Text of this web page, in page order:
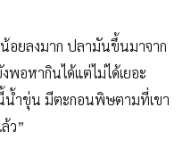
อยลงมาก ปลามันขึ้นมาจาก
พอหากินได้แต่ไม่ได้เยอะ
น้ำขุ่น มีตะกอนพิษตามที่เขา
ว”